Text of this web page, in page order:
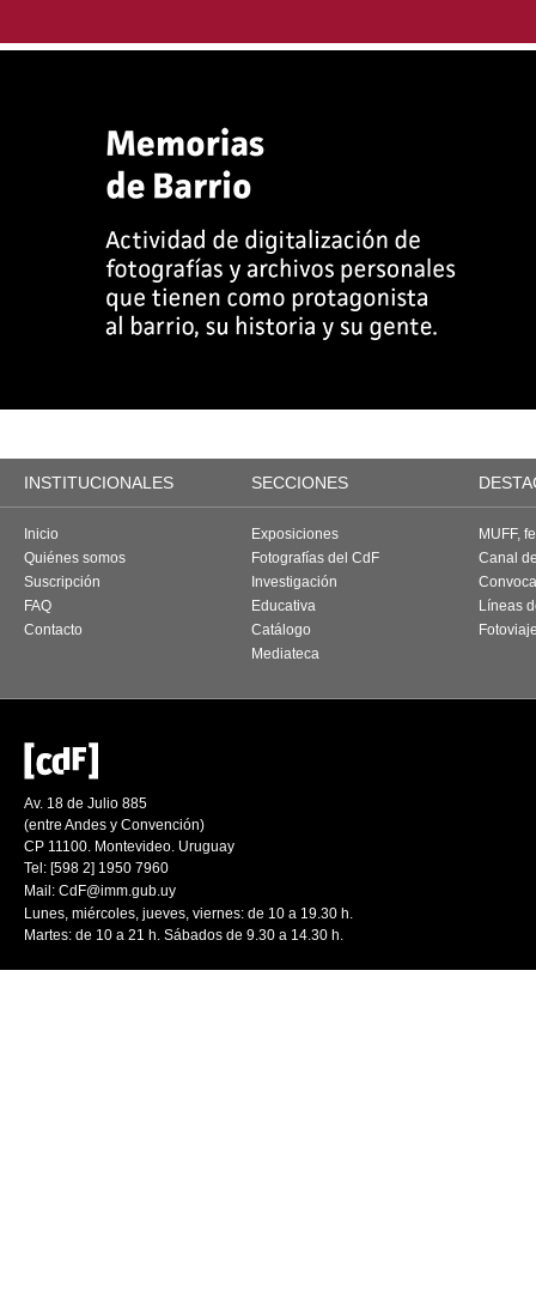
INSTITUCIONALES SECCIONES
Inicio
Quiénes somos
Suscripción
FAQ
Contacto
Exposiciones
Fotografías del CdF
Investigación
Educativa
Catálogo
Mediateca
MUFF,
Canal
Líneas
Av. 18 de Julio 885
(entre Andes y Convención)
CP 11100. Montevideo. Uruguay
Tel: [598 2] 1950 7960
Mail: CdF@imm.gub.uy
Lunes, miércoles, jueves, viernes: de 10 a 19.30 h.
Martes: de 10 a 21 h. Sábados de 9.30 a 14.30 h.